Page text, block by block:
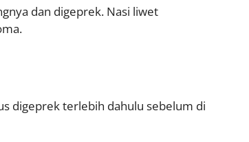
dan digeprek. Nasi liwet
digeprek terlebih dahulu sebelum di